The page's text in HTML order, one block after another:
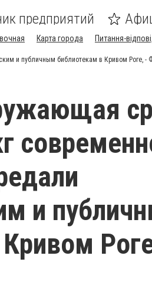
предприятий
Карта города Питання-
и публичным библиотекам в Кривом Роге, -
и
Кривом